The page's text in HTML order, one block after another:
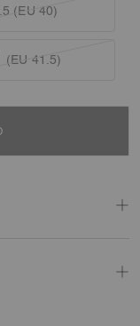
(EU 40)
(EU 41.5)